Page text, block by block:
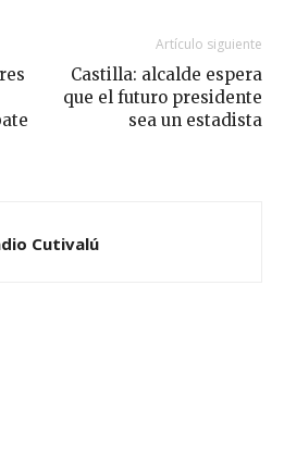
Artículo siguiente
Castilla: alcalde espera
que el futuro presidente
sea un estadista
Cutivalú